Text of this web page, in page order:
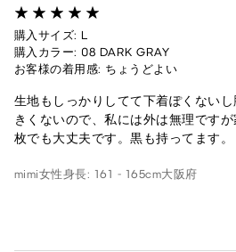
購入サイズ: L
購入カラー: 08 DARK GRAY
お客様の着用感: ちょうどよい
生地もしっかりしてて下着ぽくない
きくないので、私には外は無理です
枚でも大丈夫です。黒も持ってます。
mimi女性身長: 161 - 165cm大阪府